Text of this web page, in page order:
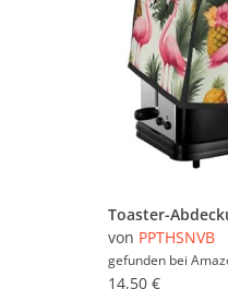
von PPTHSNVB
gefunden bei
14,50 €